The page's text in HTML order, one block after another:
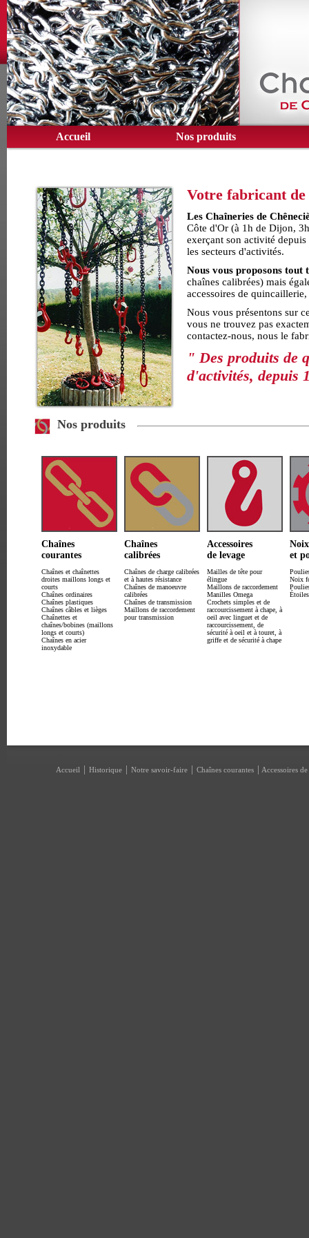
Accueil Nos produits
Votre fabricant de
Les Chaîneries de
Côte d'Or (à 1h de Dijon,
exerçant son activité
les secteurs d'activités.
Nous vous proposons tout
chaînes calibrées) mais
accessoires de quincaillerie
Nous vous présentons sur
vous ne trouvez pas
contactez-nous, nous le
" Des produits de
d'activités, depuis
Nos produits
Chaînes
courantes
Chaînes
calibrées
Accessoires
de levage
Noix
et
Chaînes et chaînettes
droites maillons longs et
courts
Chaînes ordinaires
Chaînes plastiques
Chaînes câbles et lièges
Chaînettes et
chaînes/bobines (maillons
longs et courts)
Chaînes en acier
inoxydable
Chaînes de charge calibrées
et à hautes résistance
Chaînes de manoeuvre
calibrées
Chaînes de transmission
Maillons de raccordement
pour transmission
Mailles de tête pour
élingue
Maillons de raccordement
Manilles Omega
Crochets simples et de
raccourcissement à chape, à
oeil avec linguet et de
raccourcissement, de
sécurité à oeil et à touret, à
griffe et de sécurité à chape
Noix
Accueil Historique Notre savoir-faire Chaînes courantes Accessoires